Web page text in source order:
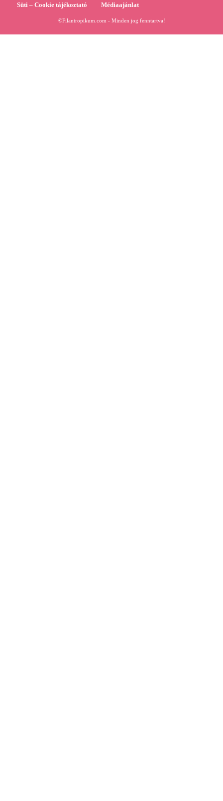
Süti – Cookie tájékoztató Médiaajánlat
©Filantropikum.com - Minden jog fenntartva!